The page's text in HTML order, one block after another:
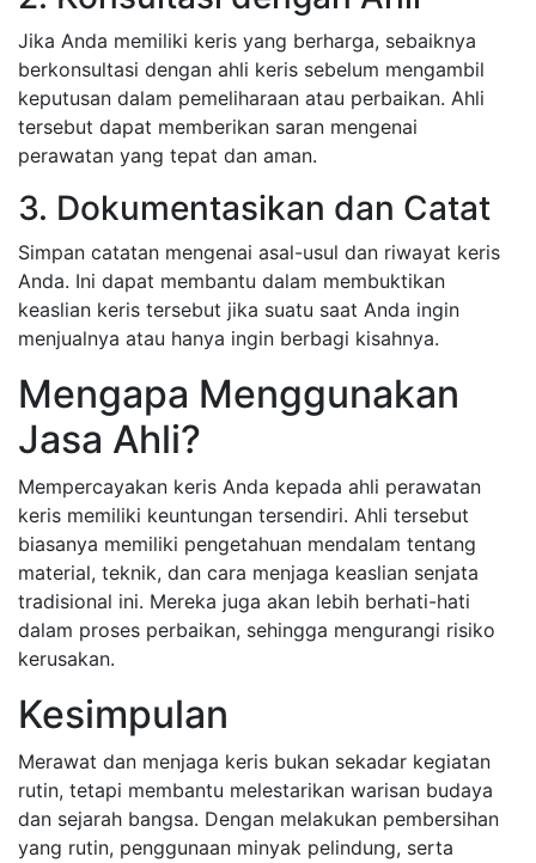
Jika Anda memiliki keris yang berharga, sebaiknya
berkonsultasi dengan ahli keris sebelum mengambil
keputusan dalam pemeliharaan atau perbaikan. Ahli
tersebut dapat memberikan saran mengenai
perawatan yang tepat dan aman.
3. Dokumentasikan dan Catat
Simpan catatan mengenai asal-usul dan riwayat keris
Anda. Ini dapat membantu dalam membuktikan
keaslian keris tersebut jika suatu saat Anda ingin
menjualnya atau hanya ingin berbagi kisahnya.
Mengapa Menggunakan
Jasa Ahli?
Mempercayakan keris Anda kepada ahli perawatan
keris memiliki keuntungan tersendiri. Ahli tersebut
biasanya memiliki pengetahuan mendalam tentang
material, teknik, dan cara menjaga keaslian senjata
tradisional ini. Mereka juga akan lebih berhati-hati
dalam proses perbaikan, sehingga mengurangi risiko
kerusakan.
Kesimpulan
Merawat dan menjaga keris bukan sekadar kegiatan
rutin, tetapi membantu melestarikan warisan budaya
dan sejarah bangsa. Dengan melakukan pembersihan
yang rutin, penggunaan minyak pelindung, serta